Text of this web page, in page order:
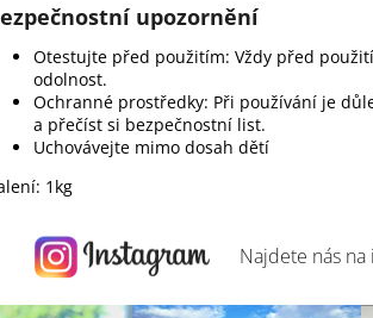
upozornění
Otestujte před použitím: Vždy před
odolnost.
Ochranné prostředky: Při používání je
a přečíst si bezpečnostní list.
Uchovávejte mimo dosah dětí
1kg
Najdete nás na